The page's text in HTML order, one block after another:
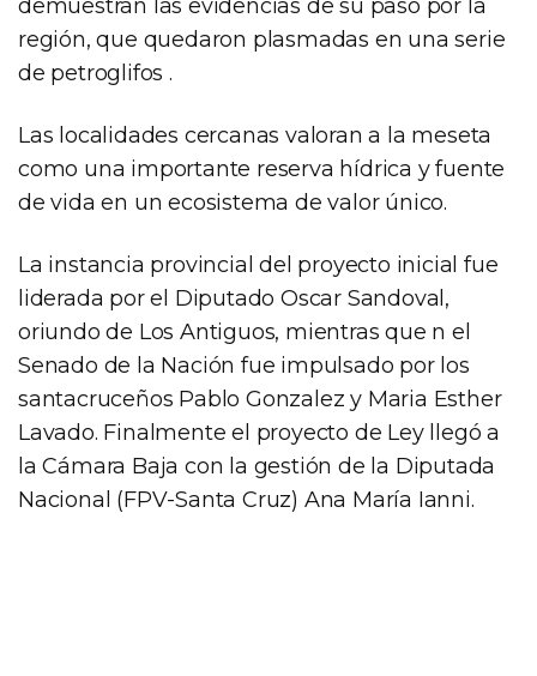
demuestran las evidencias de su paso por la
región, que quedaron plasmadas en una serie
de petroglifos .
Las localidades cercanas valoran a la meseta
como una importante reserva hídrica y fuente
de vida en un ecosistema de valor único.
La instancia provincial del proyecto inicial fue
liderada por el Diputado Oscar Sandoval,
oriundo de Los Antiguos, mientras que n el
Senado de la Nación fue impulsado por los
santacruceños Pablo Gonzalez y Maria Esther
Lavado. Finalmente el proyecto de Ley llegó a
la Cámara Baja con la gestión de la Diputada
Nacional (FPV-Santa Cruz) Ana María Ianni.